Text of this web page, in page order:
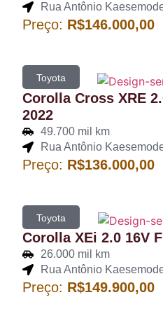
Rua Antônio
Preço: R$146.000,00
Toyota
Corolla Cross XRE
2022
49.700 mil km
Rua Antônio
Preço: R$136.000,00
Toyota
Corolla XEi 2.0 16V
26.000 mil km
Rua Antônio
Preço: R$149.900,00